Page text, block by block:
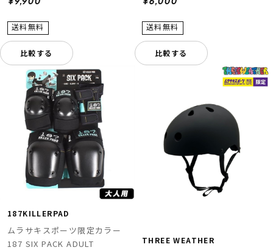
¥9,900
比較する
¥6,000
比較する
187KILLERPAD
ムラサキスポーツ限定カラー
187 SIX PACK ADULT
THREE WEATHER